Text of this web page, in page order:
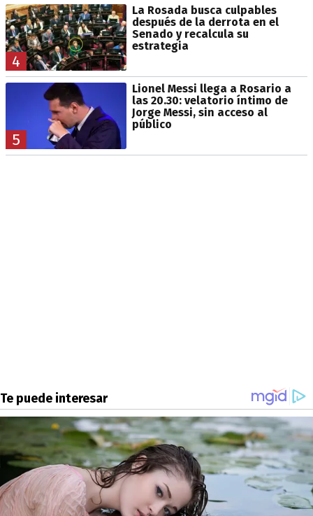
4
La Rosada busca culpables
después de la derrota en el
Senado y recalcula su
estrategia
5
Lionel Messi llega a Rosario a
las 20.30: velatorio íntimo de
Jorge Messi, sin acceso al
público